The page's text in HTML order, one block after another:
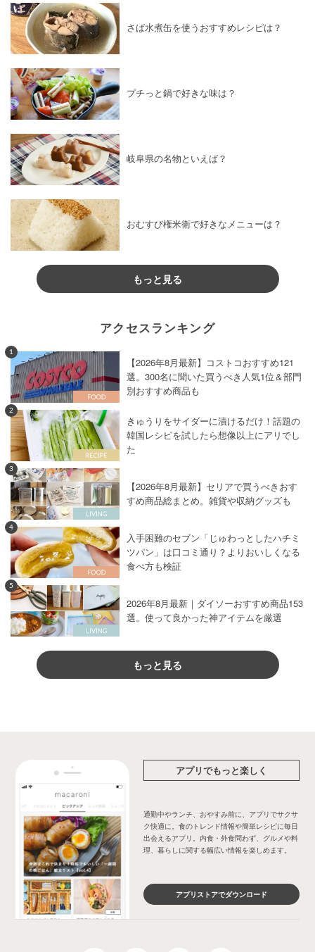
さば水煮缶を使うおすすめレシピは？
プチっと鍋で好きな味は？
岐阜県の名物といえば？
おむすび権米衛で好きなメニューは？
もっと見る
アクセスランキング
1
【2026年8月最新】コストコおすすめ121
選。300名に聞いた買うべき人気1位＆部門
別おすすめ商品も
2
きゅうりをサイダーに漬けるだけ！話題の
韓国レシピを試したら想像以上にアリでし
た
3
【2026年8月最新】セリアで買うべきおす
すめ商品総まとめ。雑貨や収納グッズも
4
入手困難のセブン「じゅわっとしたハチミ
ツパン」は口コミ通り？よりおいしくなる
食べ方も検証
5
2026年8月最新｜ダイソーおすすめ商品153
選。使って良かった神アイテムを厳選
もっと見る
アプリでもっと楽しく
通勤中やランチ、おやすみ前に、アプリでサクサ
ク快適に。食のトレンド情報や簡単レシピに毎日
出会えるアプリ。内食・外食問わず、グルメや料
理、暮らしに関する幅広い情報を楽しめます。
アプリストアでダウンロード